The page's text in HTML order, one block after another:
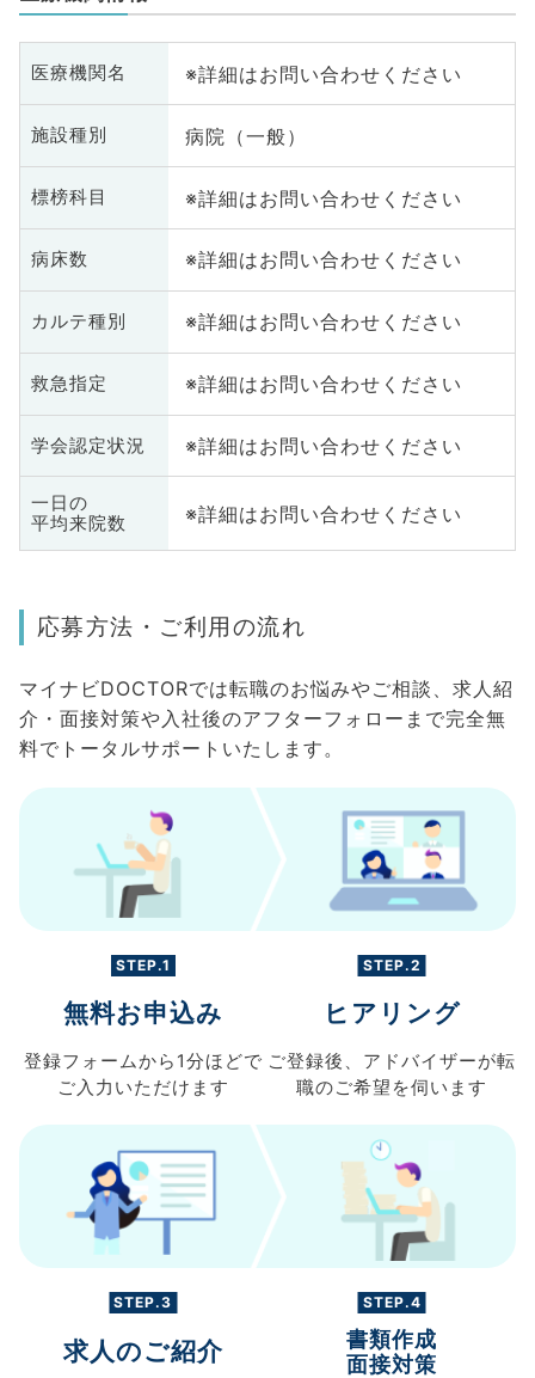
医療機関名 ※詳細はお問い合わせください
施設種別 病院（一般）
標榜科目 ※詳細はお問い合わせください
病床数 ※詳細はお問い合わせください
カルテ種別 ※詳細はお問い合わせください
救急指定 ※詳細はお問い合わせください
学会認定状況 ※詳細はお問い合わせください
一日の
平均来院数
※詳細はお問い合わせください
応募方法・ご利用の流れ
マイナビDOCTORでは転職のお悩みやご相談、求人紹
介・面接対策や入社後のアフターフォローまで完全無
料でトータルサポートいたします。
STEP.1
無料お申込み
登録フォームから 1分ほどで
ご入力 いただけます
STEP.2
ヒアリング
ご登録後、 アドバイザーが転
職のご希望を伺います
STEP.3
求人のご紹介
STEP.4
書類作成
面接対策